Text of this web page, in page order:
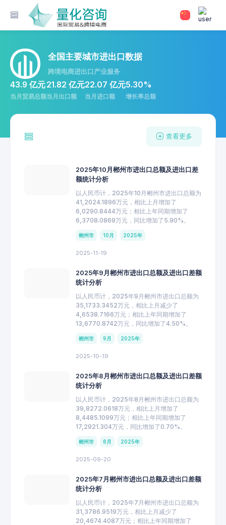
全国主要城市进出口数据
跨境电商进出口产业服务
43.9 亿元
当月贸易总额
21.82 亿元
当月出口额
22.07 亿元
当月进口额
5.30%
增长率总额
查看更多
2025年10月郴州市进出口总额及进出口差
额统计分析
以人民币计，2025年10月郴州市进出口总额为
41,2024.1896万元，相比上月增加了
6,0290.8444万元；相比上年同期增加了
6,3708.0869万元，同比增加了5.90%。
郴州市 10月 2025年
2025-11-19
2025年9月郴州市进出口总额及进出口差额
统计分析
以人民币计，2025年9月郴州市进出口总额为
35,1733.3452万元，相比上月减少了
4,6538.7166万元；相比上年同期增加了
13,6770.8742万元，同比增加了4.50%。
郴州市 9月 2025年
2025-10-19
2025年8月郴州市进出口总额及进出口差额
统计分析
以人民币计，2025年8月郴州市进出口总额为
39,8272.0618万元，相比上月增加了
8,4485.1099万元；相比上年同期增加了
17,2921.304万元，同比增加了0.70%。
郴州市 8月 2025年
2025-09-20
2025年7月郴州市进出口总额及进出口差额
统计分析
以人民币计，2025年7月郴州市进出口总额为
31,3786.9519万元，相比上月减少了
20,4674.4087万元；相比上年同期增加了